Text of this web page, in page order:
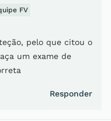
FV
pelo que citou o
um exame de
Responder